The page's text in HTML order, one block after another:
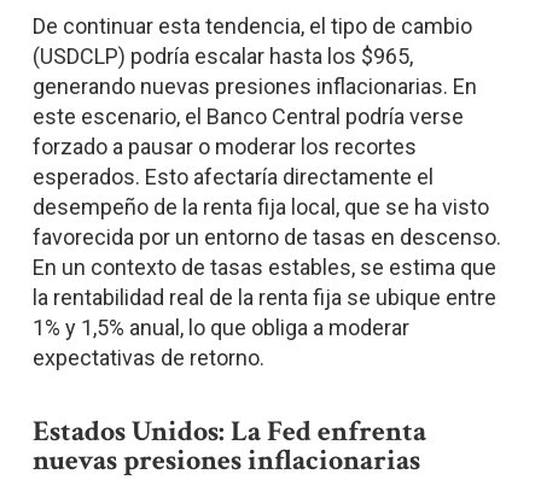
De continuar esta tendencia, el tipo de cambio
(USDCLP) podría escalar hasta los $965,
generando nuevas presiones inflacionarias. En
este escenario, el Banco Central podría verse
forzado a pausar o moderar los recortes
esperados. Esto afectaría directamente el
desempeño de la renta fija local, que se ha visto
favorecida por un entorno de tasas en descenso.
En un contexto de tasas estables, se estima que
la rentabilidad real de la renta fija se ubique entre
1% y 1,5% anual, lo que obliga a moderar
expectativas de retorno.
Estados Unidos: La Fed enfrenta
nuevas presiones inflacionarias